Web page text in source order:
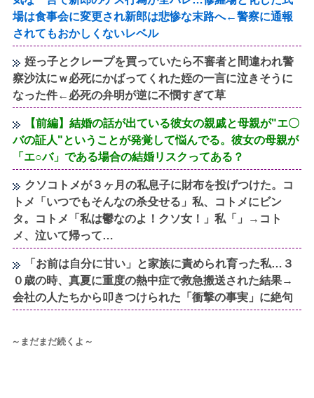
場は食事会に変更され新郎は悲惨な末路へ←警察に通報
されてもおかしくないレベル
姪っ子とクレープを買っていたら不審者と間違われ警
察沙汰にｗ必死にかばってくれた姪の一言に泣きそうに
なった件←必死の弁明が逆に不憫すぎて草
【前編】結婚の話が出ている彼女の親戚と母親が"エ〇
バの証人"ということが発覚して悩んでる。彼女の母親が
「エ○バ」である場合の結婚リスクってある？
クソコトメが３ヶ月の私息子に財布を投げつけた。コ
トメ「いつでもそんなの杀殳せる」私、コトメにビン
タ。コトメ「私は鬱なのよ！クソ女！」私「」→コト
メ、泣いて帰って…
「お前は自分に甘い」と家族に責められ育った私…３
０歳の時、真夏に重度の熱中症で救急搬送された結果→
会社の人たちから叩きつけられた「衝撃の事実」に絶句
～まだまだ続くよ～